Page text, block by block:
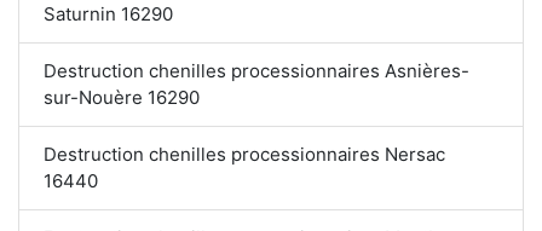
Saturnin 16290
Destruction chenilles processionnaires Asnières-
sur-Nouère 16290
Destruction chenilles processionnaires Nersac
16440